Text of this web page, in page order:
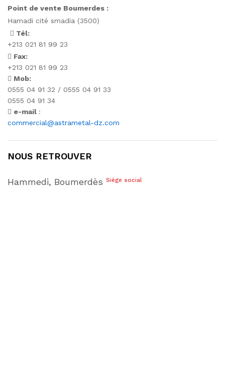
Point de vente Boumerdes :
Hamadi cité smadia (3500)
Tél:
+213 021 81 99 23
Fax:
+213 021 81 99 23
Mob:
0555 04 91 32 / 0555 04 91 33
0555 04 91 34
e-mail :
commercial@astrametal-dz.com
NOUS RETROUVER
Hammedi, Boumerdès Siège social